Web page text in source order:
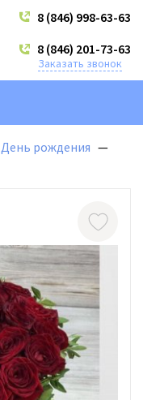
8 (846) 998-63-63
8 (846) 201-73-63
Заказать звонок
День рождения